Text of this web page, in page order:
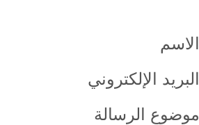
الاسم
البريد الإلكتروني
موضوع الرسالة